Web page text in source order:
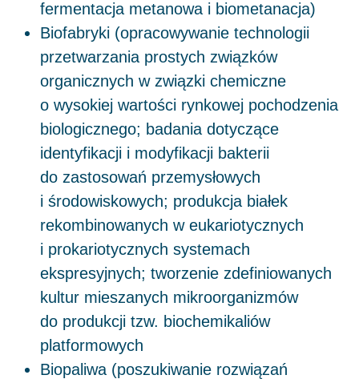
fermentacja metanowa i biometanacja)
Biofabryki (opracowywanie technologii
przetwarzania prostych związków
organicznych w związki chemiczne
o wysokiej wartości rynkowej pochodzenia
biologicznego; badania dotyczące
identyfikacji i modyfikacji bakterii
do zastosowań przemysłowych
i środowiskowych; produkcja białek
rekombinowanych w eukariotycznych
i prokariotycznych systemach
ekspresyjnych; tworzenie zdefiniowanych
kultur mieszanych mikroorganizmów
do produkcji tzw. biochemikaliów
platformowych
Biopaliwa (poszukiwanie rozwiązań